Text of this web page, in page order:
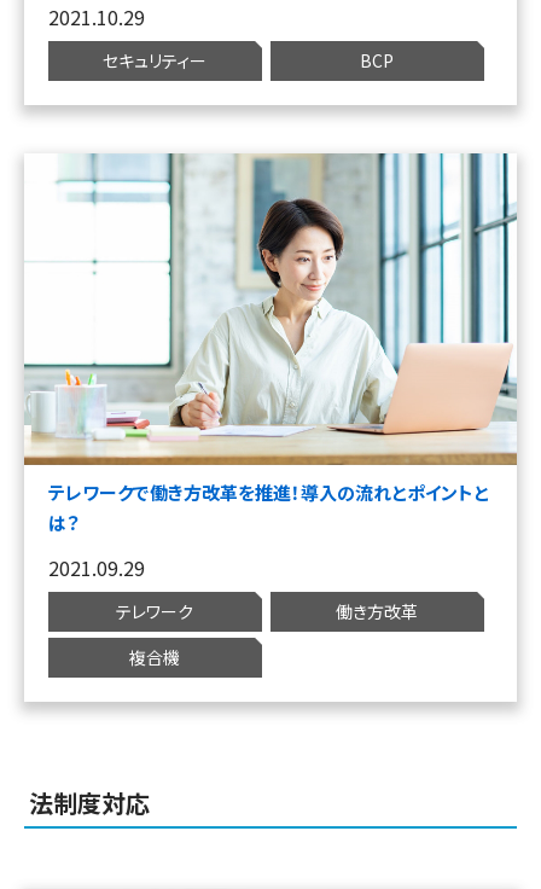
2021.10.29
セキュリティー BCP
テレワークで働き方改革を推進！導入の流れとポイントと
は？
2021.09.29
テレワーク
働き方改革
複合機
法制度対応